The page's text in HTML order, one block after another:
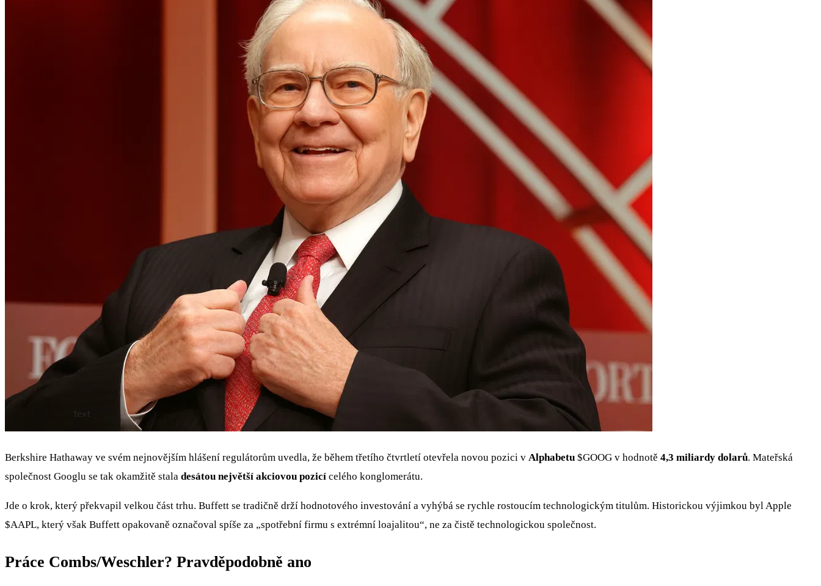
Berkshire Hathaway ve svém nejnovějším hlášení regulátorům uvedla, že během třetího čtvrtletí otevřela novou pozici v Alphabetu $GOOG v hodnotě 4,3 miliardy dolarů. Mateřská
společnost Googlu se tak okamžitě stala desátou největší akciovou pozicí celého konglomerátu.
Jde o krok, který překvapil velkou část trhu. Buffett se tradičně drží hodnotového investování a vyhýbá se rychle rostoucím technologickým titulům. Historickou výjimkou byl Apple
$AAPL, který však Buffett opakovaně označoval spíše za „spotřební firmu s extrémní loajalitou“, ne za čistě technologickou společnost.
Práce Combs/Weschler? Pravděpodobně ano